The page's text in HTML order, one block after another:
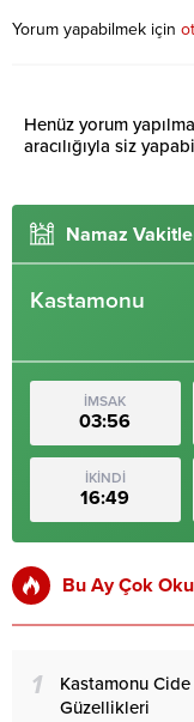
Yorum yapabilmek için
Henüz yorum
aracılığıyla siz
Namaz
Kastamonu
İMSAK
03:56
İKİNDİ
16:49
Bu Ay Çok
1
Kastamonu
Güzellikleri